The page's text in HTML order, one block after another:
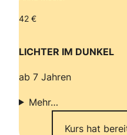
42 €
LICHTER IM DUNKEL
ab 7 Jahren
Mehr…
Kurs hat